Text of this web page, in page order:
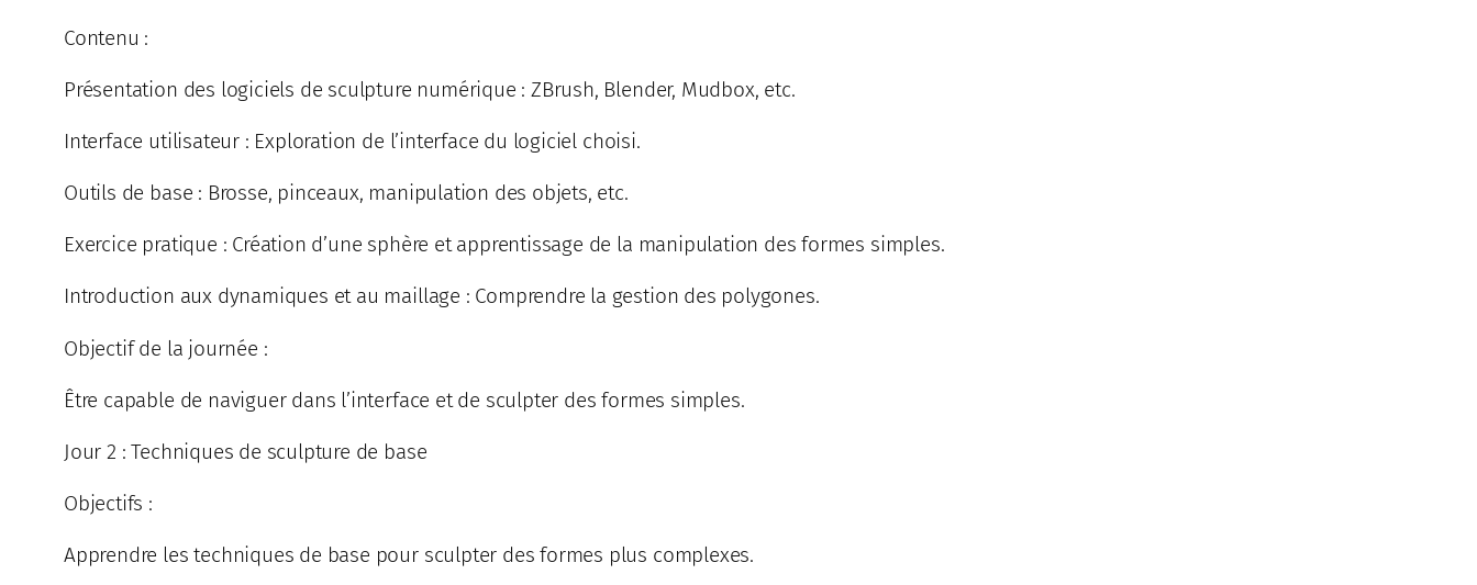
Contenu :
Présentation des logiciels de sculpture numérique : ZBrush, Blender, Mudbox, etc.
Interface utilisateur : Exploration de l’interface du logiciel choisi.
Outils de base : Brosse, pinceaux, manipulation des objets, etc.
Exercice pratique : Création d’une sphère et apprentissage de la manipulation des formes simples.
Introduction aux dynamiques et au maillage : Comprendre la gestion des polygones.
Objectif de la journée :
Être capable de naviguer dans l’interface et de sculpter des formes simples.
Jour 2 : Techniques de sculpture de base
Objectifs :
Apprendre les techniques de base pour sculpter des formes plus complexes.